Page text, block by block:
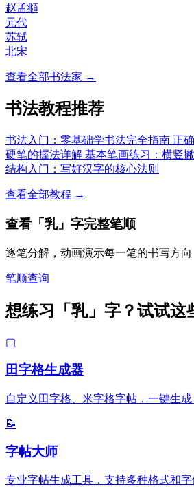
赵孟頫
元代
苏轼
北宋
查看全部书法家 →
书法教程推荐
书法入门：零基础学书法完全指南 正
硬笔的握法详解 基本笔画练习：横竖
结构入门：写好汉字的核心法则
查看全部教程 →
查看「乳」字完整笔顺
逐笔分解，动画演示每一笔的书写方向
笔顺查询
想练习「乳」字？试试这
▢
田字格生成器
自定义田字格、米字格字帖，一键生成
📝
字帖大师
专业字帖生成工具，支持多种格式和字